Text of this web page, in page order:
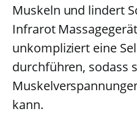
Muskeln und lindert
Infrarot
unkompliziert eine
durchführen, sodass
kann.